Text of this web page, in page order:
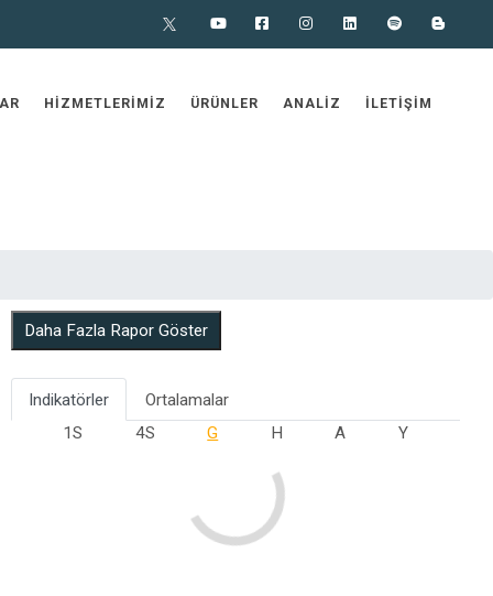
X Youtube FacebookInstagramLinkedinSpotify
HIZMETLERIMIZ ÜRÜNLER ANALIZ İLETIŞIM
Daha Fazla Rapor Göster
Indikatörler
Ortalamalar
1S
4S G H A Y